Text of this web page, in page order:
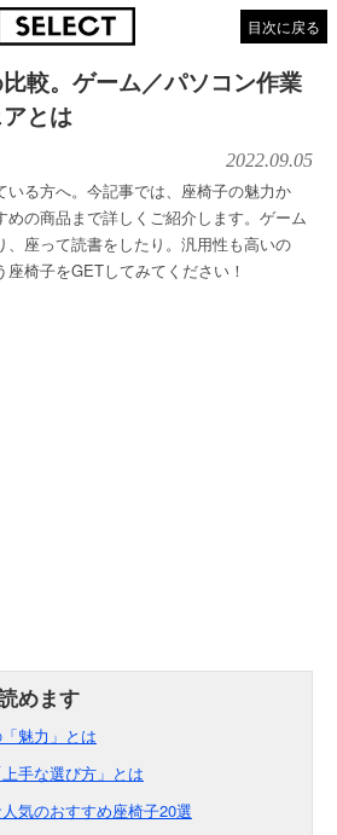
目次に戻る
較。ゲーム／パソコン作業
とは
2022.09.05
いる方へ。今記事では、座椅子の魅力か
めの商品まで詳しくご紹介します。ゲーム
、座って読書をしたり。汎用性も高いの
椅子をGETしてみてください！
魅力」とは
手な選び方」とは
気のおすすめ座椅子20選